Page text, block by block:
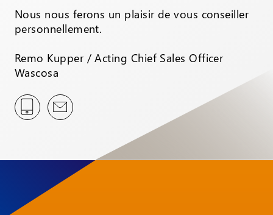
Nous nous ferons un plaisir de vous conseiller
personnellement.
Remo Kupper / Acting Chief Sales Officer
Wascosa